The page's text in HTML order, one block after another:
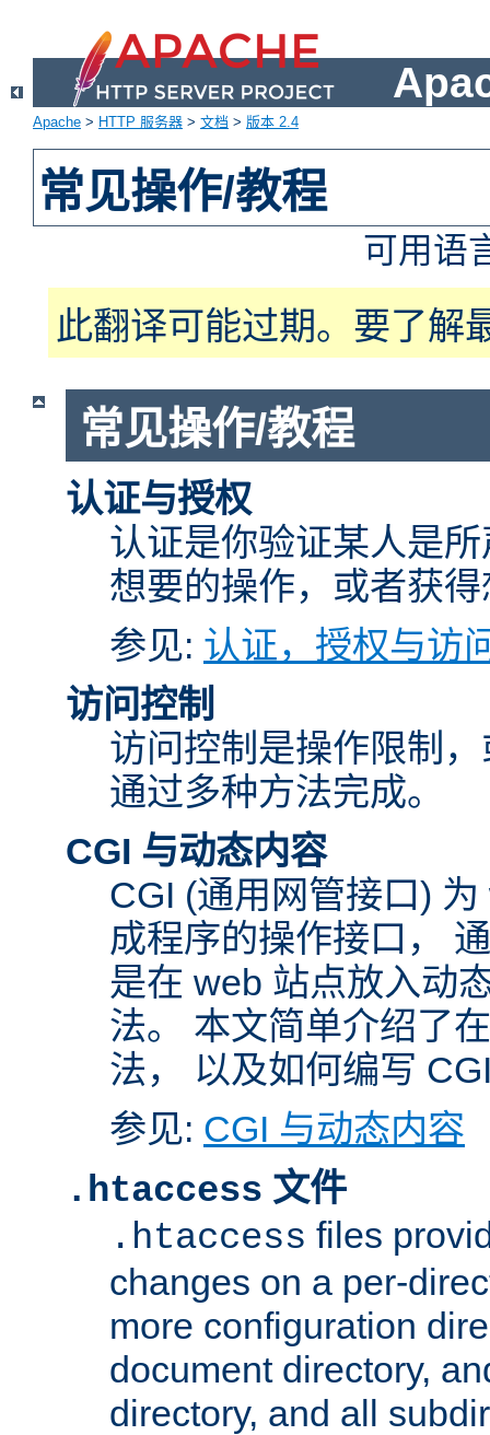
Apache > HTTP 服务器 > 文档 > 版本 2.4
常见操作/教程
可用语
此翻译可能过期。要了解
常见操作/教程
认证与授权
认证是你验证某人是
想要的操作，或者获
参见: 认证，授权与访
访问控制
访问控制是操作限制
通过多种方法完成。
CGI 与动态内容
CGI (通用网管接口)
成程序的操作接口，
是在 web 站点放入动
法。 本文简单介绍了
法， 以及如何编写
参见: CGI 与动态内容
.htaccess 文件
.htaccess files
changes on a per-
more configuration
document directory,
directory, and all